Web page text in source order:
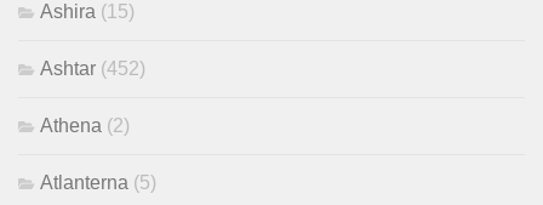
Ashira (15)
Ashtar (452)
Athena (2)
Atlanterna (5)